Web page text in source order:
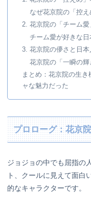
なぜ花京院の「控
2. 花京院の「チーム愛
チーム愛が好きな日
3. 花京院の儚さと日本
花京院の「一瞬の
まとめ：花京院の生
ャな魅力だった
プロローグ：花京
ジョジョの中でも屈指の
ト、クールに見えて面白
的なキャラクターです。